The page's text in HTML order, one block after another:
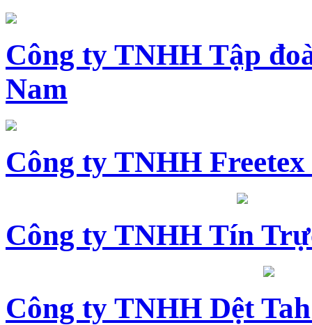
Công ty TNHH Tập
Nam
Công ty TNHH
Công ty TNHH Tín
Công ty TNHH Dệt